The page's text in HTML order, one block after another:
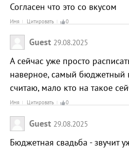
Согласен что это со вкусом
Имя Цитировать 0
Guest 29.08.2025
А сейчас уже просто
наверное, самый бюджетный
считаю, мало кто на такое
Имя Цитировать 0
Guest 29.08.2025
Бюджетная свадьба - звучит